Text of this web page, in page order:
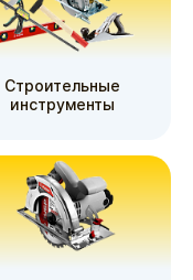
Строительные
инструменты